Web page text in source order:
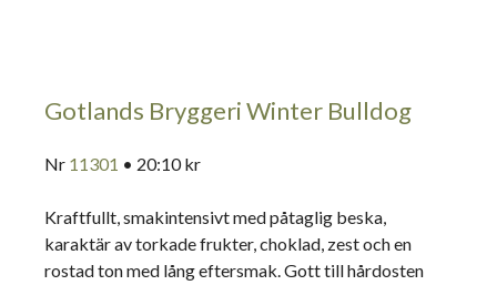
Gotlands Bryggeri Winter Bulldog
Nr 11301 • 20:10 kr
Kraftfullt, smakintensivt med påtaglig beska,
karaktär av torkade frukter, choklad, zest och en
rostad ton med lång eftersmak. Gott till hårdosten